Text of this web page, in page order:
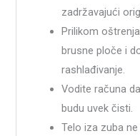
zadržavajući
Prilikom
brusne ploče i
rashlađivanje.
Vodite računa
budu uvek čisti.
Telo iza zuba